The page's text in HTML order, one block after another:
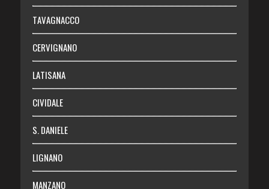
Chi siamo
Abbonati
Login
TAVAGNACCO
CERVIGNANO
LATISANA
CIVIDALE
S. DANIELE
LIGNANO
MANZANO